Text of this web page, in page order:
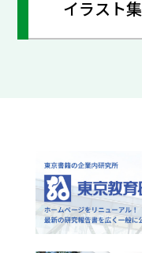
イラスト集